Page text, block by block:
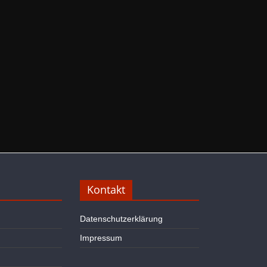
Kontakt
Datenschutzerklärung
Impressum